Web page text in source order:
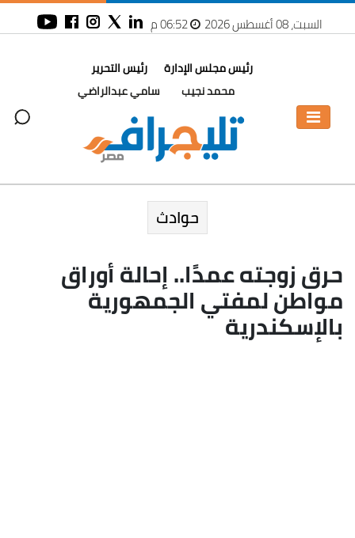
السبت، 08 أغسطس 2026 06:52 م
رئيس مجلس الإدارة
محمد نجيب
رئيس التحرير
سامي عبدالراضي
حوادث
حرق زوجته عمدًا.. إحالة أوراق
مواطن لمفتي الجمهورية
بالإسكندرية